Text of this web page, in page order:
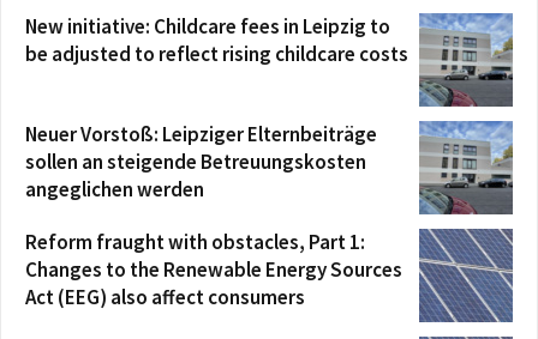
New initiative: Childcare fees in Leipzig to
be adjusted to reflect rising childcare costs
Neuer Vorstoß: Leipziger Elternbeiträge
sollen an steigende Betreuungskosten
angeglichen werden
Reform fraught with obstacles, Part 1:
Changes to the Renewable Energy Sources
Act (EEG) also affect consumers